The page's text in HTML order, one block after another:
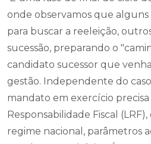
onde observamos que
para buscar a reeleição,
sucessão, preparando o
candidato sucessor que
gestão. Independente do
mandato em exercício
Responsabilidade Fiscal
regime nacional, parâmetros